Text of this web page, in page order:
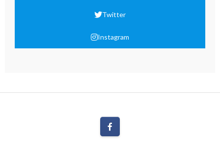
Twitter
Instagram